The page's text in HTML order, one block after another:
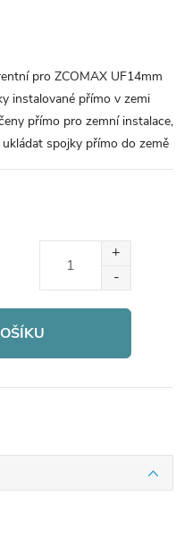
pro ZCOMAX UF14mm
instalované přímo v zemi
přímo pro zemní instalace,
spojky přímo do země